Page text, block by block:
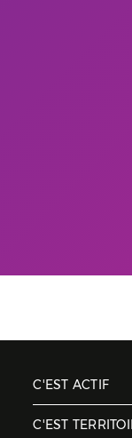
C'EST ACTIF
C'EST